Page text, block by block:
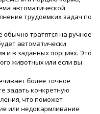
автоматической
трудоемких задач по
тратятся на ручное
автоматически
и в заданных порциях. Это
животных или если вы
более точное
задать конкретную
что поможет
или недокармливание